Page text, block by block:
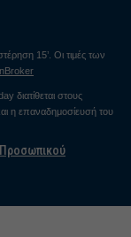
15’. Οι τιμές των
διατίθεται στους
η επαναδημοσίευσή του